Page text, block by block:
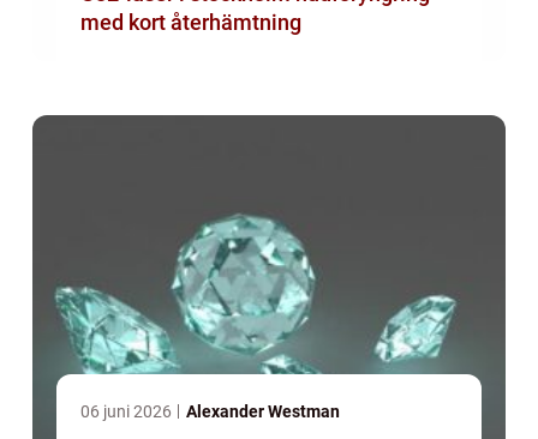
med kort återhämtning
06 juni 2026 Alexander Westman